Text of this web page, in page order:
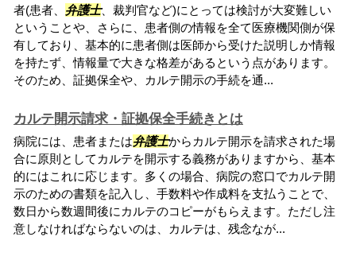
者(患者、 弁護士、裁判官など)にとっては検討が大変難しい
ということや、さらに、患者側の情報を全て医療機関側が保
有しており、基本的に患者側は医師から受けた説明しか情報
を持たず、情報量で大きな格差があるという点があります。
そのため、証拠保全や、カルテ開示の手続を通...
カルテ開示請求・証拠保全手続きとは
病院には、患者または弁護士からカルテ開示を請求された場
合に原則としてカルテを開示する義務がありますから、基本
的にはこれに応じます。多くの場合、病院の窓口でカルテ開
示のための書類を記入し、手数料や作成料を支払うことで、
数日から数週間後にカルテのコピーがもらえます。ただし注
意しなければならないのは、カルテは、残念なが...